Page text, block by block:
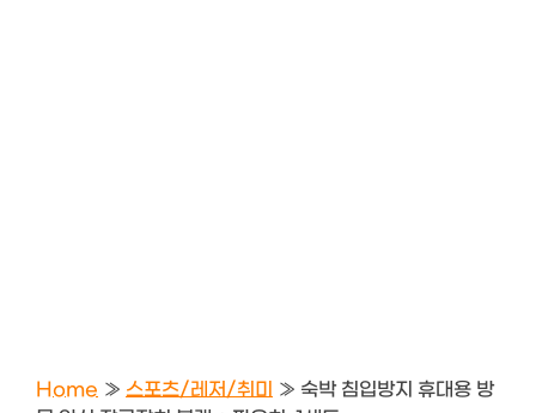
Home » 스포츠/레저/취미 » 숙박 침입방지 휴대용 방